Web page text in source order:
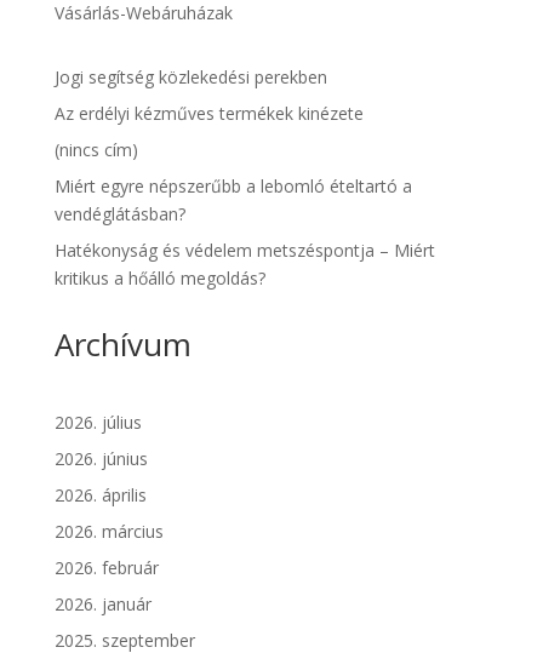
Vásárlás-Webáruházak
Jogi segítség közlekedési perekben
Az erdélyi kézműves termékek kinézete
(nincs cím)
Miért egyre népszerűbb a lebomló ételtartó a
vendéglátásban?
Hatékonyság és védelem metszéspontja – Miért
kritikus a hőálló megoldás?
Archívum
2026. július
2026. június
2026. április
2026. március
2026. február
2026. január
2025. szeptember